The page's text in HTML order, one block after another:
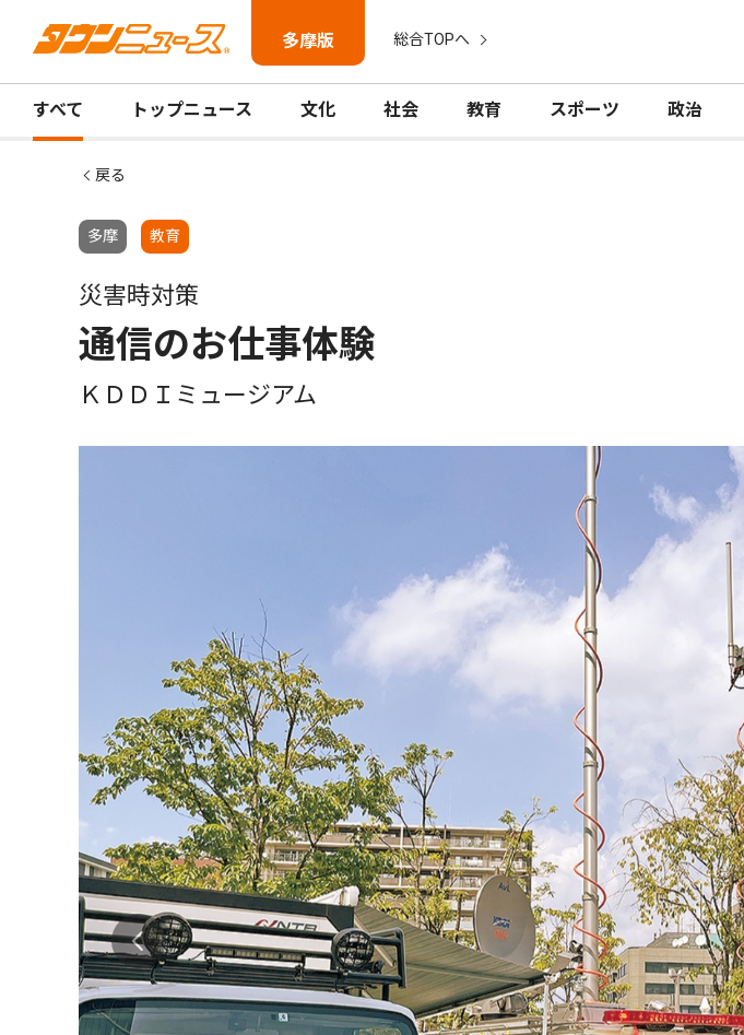
多摩版 総合TOPへ
すべて トップニュース 文化 社会 教育 スポーツ 政治
戻る
多摩 教育
災害時対策
通信のお仕事体験
ＫＤＤＩミュージアム